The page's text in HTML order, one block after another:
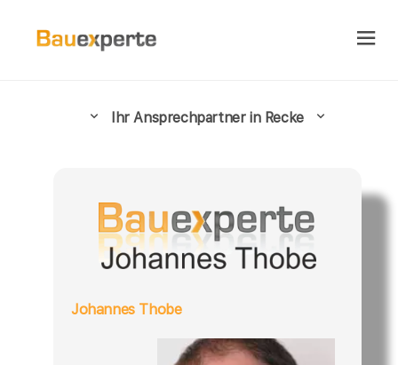
Ihr Ansprechpartner in Recke
Johannes Thobe